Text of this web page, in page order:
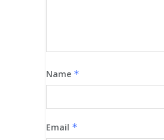
Name *
Email *